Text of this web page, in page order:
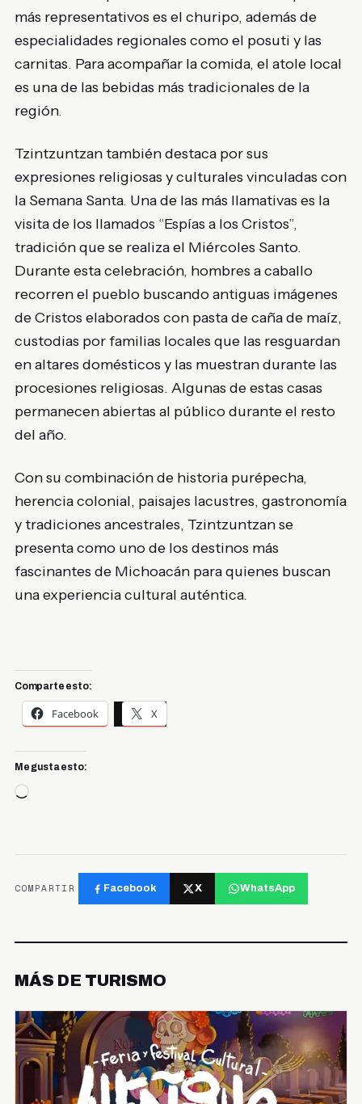
más representativos es el churipo, además de
especialidades regionales como el posuti y las
carnitas. Para acompañar la comida, el atole local
es una de las bebidas más tradicionales de la
región.
Tzintzuntzan también destaca por sus
expresiones religiosas y culturales vinculadas con
la Semana Santa. Una de las más llamativas es la
visita de los llamados “Espías a los Cristos”,
tradición que se realiza el Miércoles Santo.
Durante esta celebración, hombres a caballo
recorren el pueblo buscando antiguas imágenes
de Cristos elaborados con pasta de caña de maíz,
custodias por familias locales que las resguardan
en altares domésticos y las muestran durante las
procesiones religiosas. Algunas de estas casas
permanecen abiertas al público durante el resto
del año.
Con su combinación de historia purépecha,
herencia colonial, paisajes lacustres, gastronomía
y tradiciones ancestrales, Tzintzuntzan se
presenta como uno de los destinos más
fascinantes de Michoacán para quienes buscan
una experiencia cultural auténtica.
Comparte esto:
Facebook X
Me gusta esto:
Cargando...
COMPARTIR Facebook X WhatsApp
MÁS DE TURISMO